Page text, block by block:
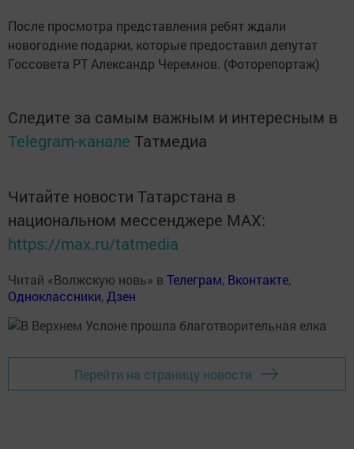
После просмотра представления ребят ждали
новогодние подарки, которые предоставил депутат
Госсовета РТ Александр Черемнов. (Фоторепортаж)
Следите за самым важным и интересным в
Telegram-канале Татмедиа
Читайте новости Татарстана в
национальном мессенджере MАХ:
https://max.ru/tatmedia
Читай «Волжскую новь» в Телеграм, Вконтакте,
Одноклассники,Дзен
Перейти на страницу новости